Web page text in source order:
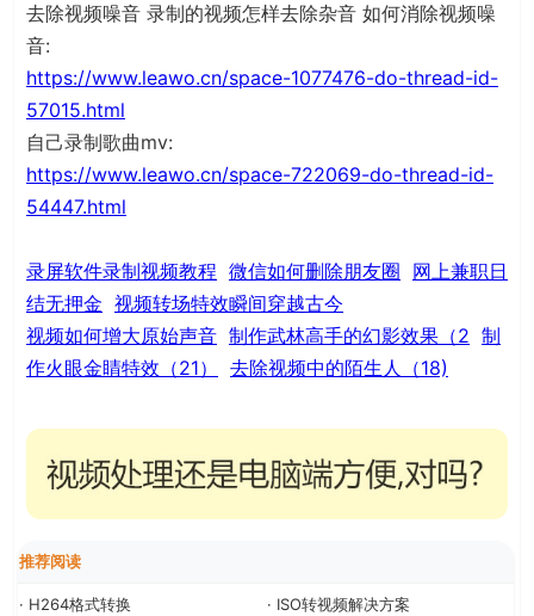
去除视频噪音 录制的视频怎样去除杂音 如何消除视频噪
音:
https://www.leawo.cn/space-1077476-do-thread-id-
57015.html
自己录制歌曲mv:
https://www.leawo.cn/space-722069-do-thread-id-
54447.html
录屏软件录制视频教程 微信如何删除朋友圈 网上兼职日
结无押金 视频转场特效瞬间穿越古今
视频如何增大原始声音 制作武林高手的幻影效果（2 制
作火眼金睛特效（21）
去除视频中的陌生人（18)
推荐阅读
· H264格式转换 · ISO转视频解决方案